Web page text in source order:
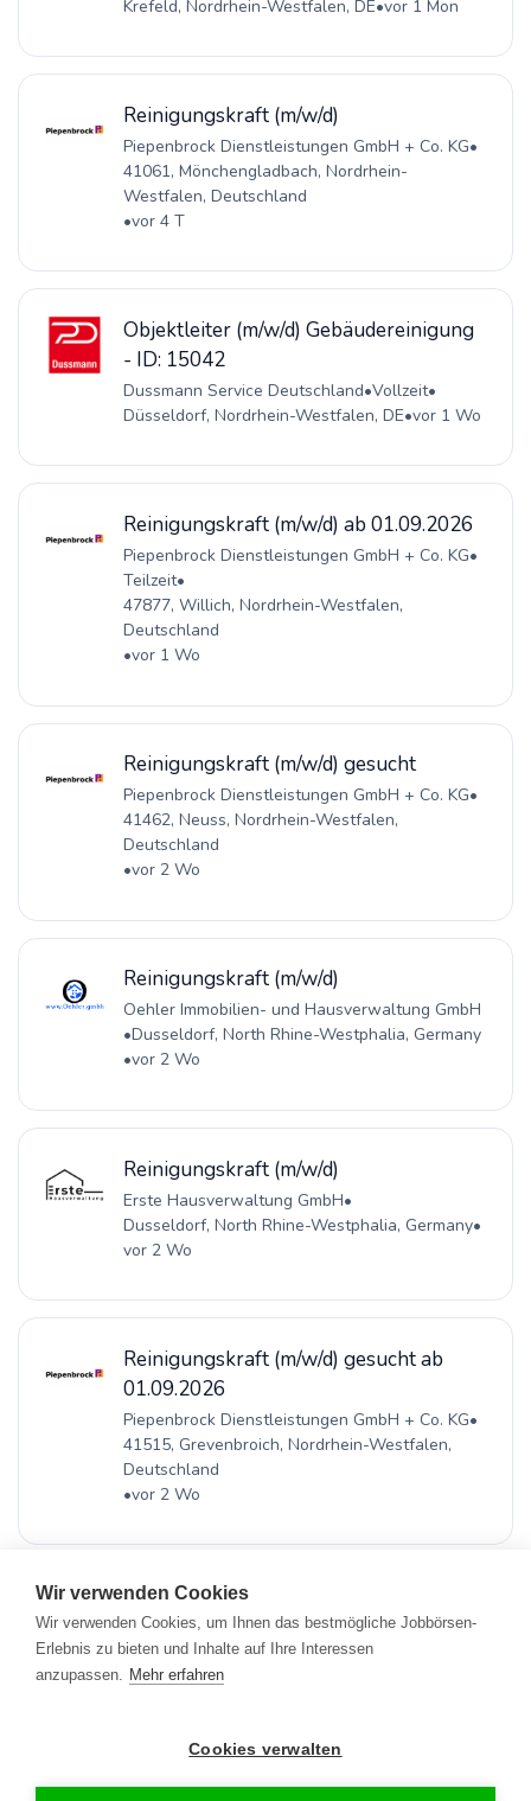
Krefeld, Nordrhein-Westfalen, DE•vor 1 Mon
Reinigungskraft (m/w/d)
Piepenbrock Dienstleistungen GmbH + Co. KG•
41061, Mönchengladbach, Nordrhein-
Westfalen, Deutschland
•vor 4 T
Objektleiter (m/w/d) Gebäudereinigung
- ID: 15042
Dussmann Service Deutschland•Vollzeit•
Düsseldorf, Nordrhein-Westfalen, DE•vor 1 Wo
Reinigungskraft (m/w/d) ab 01.09.2026
Piepenbrock Dienstleistungen GmbH + Co. KG•
Teilzeit•
47877, Willich, Nordrhein-Westfalen,
Deutschland
•vor 1 Wo
Reinigungskraft (m/w/d) gesucht
Piepenbrock Dienstleistungen GmbH + Co. KG•
41462, Neuss, Nordrhein-Westfalen,
Deutschland
•vor 2 Wo
Reinigungskraft (m/w/d)
Oehler Immobilien- und Hausverwaltung GmbH
•Dusseldorf, North Rhine-Westphalia, Germany
•vor 2 Wo
Reinigungskraft (m/w/d)
Erste Hausverwaltung GmbH•
Dusseldorf, North Rhine-Westphalia, Germany•
vor 2 Wo
Reinigungskraft (m/w/d) gesucht ab
01.09.2026
Piepenbrock Dienstleistungen GmbH + Co. KG•
41515, Grevenbroich, Nordrhein-Westfalen,
Deutschland
•vor 2 Wo
Registrieren•Alle Jobs•Blog•Rahmen- und Lohntarifvertrag
Kontakt•Datenschutz
Portale GmbH
Wir verwenden Cookies
Wir verwenden Cookies, um Ihnen das bestmögliche Jobbörsen-
Erlebnis zu bieten und Inhalte auf Ihre Interessen
anzupassen. Mehr erfahren
Cookies verwalten